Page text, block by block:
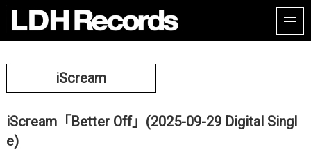
iScream
iScream「Better Off」(2025-09-29 Digital Singl
e)